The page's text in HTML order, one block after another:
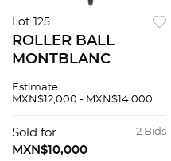
Lot 125
ROLLER BALL
MONTBLANC
HONORÃƒâ€° DE
Y METAL
Estimate
MXN$12,000 - MXN$14,000
2 Bids
Sold for
MXN$10,000